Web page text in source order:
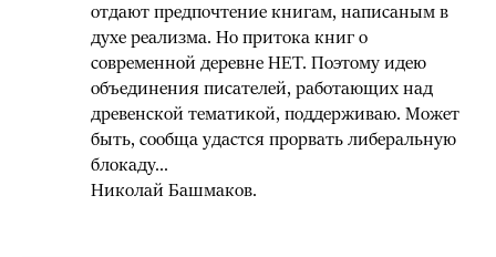
отдают предпочтение книгам, написаным в
духе реализма. Но притока книг о
современной деревне НЕТ. Поэтому идею
объединения писателей, работающих над
древенской тематикой, поддерживаю. Может
быть, сообща удастся прорвать либеральную
блокаду...
Николай Башмаков.